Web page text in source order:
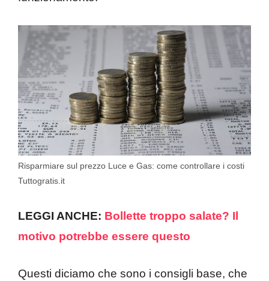
Risparmiare sul prezzo Luce e Gas: come controllare i costi
Tuttogratis.it
LEGGI ANCHE: Bollette troppo salate? Il
motivo potrebbe essere questo
Questi diciamo che sono i consigli base, che